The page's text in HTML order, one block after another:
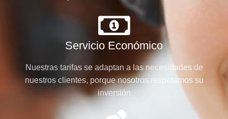
Servicio Económico
Nuestras tarifas se adaptan a las necesidades de
nuestros clientes, porque nosotros respetamos su
inversión